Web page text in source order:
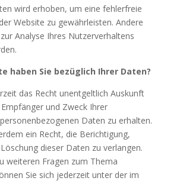
wird erhoben, um eine fehlerfreie
Website zu gewährleisten. Andere
Analyse Ihres Nutzerverhaltens
haben Sie bezüglich Ihrer Daten?
das Recht unentgeltlich Auskunft
und Zweck Ihrer
Daten zu erhalten.
ein Recht, die Berichtigung,
dieser Daten zu verlangen.
weiteren Fragen zum Thema
Sie sich jederzeit unter der im